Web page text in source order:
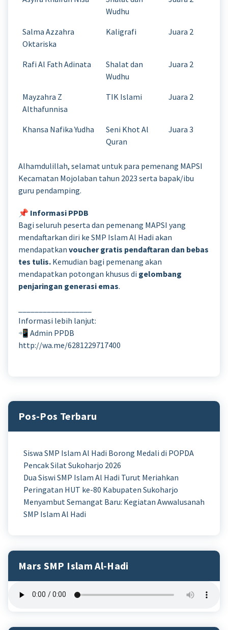
Wudhu
Salma Azzahra
Oktariska
Kaligrafi Juara 2
Rafi Al Fath Adinata
Shalat dan
Wudhu
Juara 2
Mayzahra Z
Althafunnisa
TIK Islami Juara 2
Khansa Nafika Yudha
Seni Khot Al
Quran
Juara 3
Alhamdulillah, selamat untuk para pemenang MAPSI
Kecamatan Mojolaban tahun 2023 serta bapak/ibu
guru pendamping.
📌 Informasi PPDB
Bagi seluruh peserta dan pemenang MAPSI yang
mendaftarkan diri ke SMP Islam Al Hadi akan
mendapatkan voucher gratis pendaftaran dan bebas
tes tulis. Kemudian bagi pemenang akan
mendapatkan potongan khusus di gelombang
penjaringan generasi emas.
Informasi lebih lanjut:
📲 Admin PPDB
http://wa.me/6281229717400
Pos-Pos Terbaru
Siswa SMP Islam Al Hadi Borong Medali di POPDA
Pencak Silat Sukoharjo 2026
Dua Siswi SMP Islam Al Hadi Turut Meriahkan
Peringatan HUT ke-80 Kabupaten Sukoharjo
Menyambut Semangat Baru: Kegiatan Awwalusanah
SMP Islam Al Hadi
Mars SMP Islam Al-Hadi